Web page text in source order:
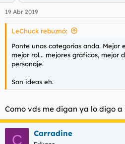
19 Abr 2019
LeChuck rebuznó:
Ponte unas categorías anda. Mejor
mejor rol... mejores gráficos, mejor
personaje.
Son ideas eh.
Como vds me digan ya lo digo
C Carradine